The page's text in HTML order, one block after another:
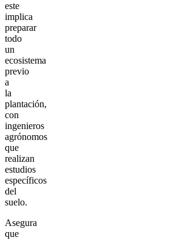
este
implica
preparar
todo
un
ecosistema
previo
a
la
plantación,
con
ingenieros
agrónomos
que
realizan
estudios
específicos
del
suelo.
Asegura
que